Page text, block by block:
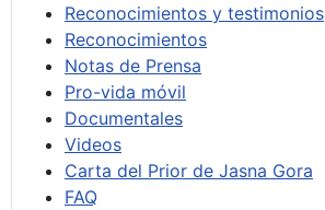
Reconocimientos y testimonios
Reconocimientos
Notas de Prensa
Pro-vida móvil
Documentales
Videos
Carta del Prior de Jasna Gora
FAQ